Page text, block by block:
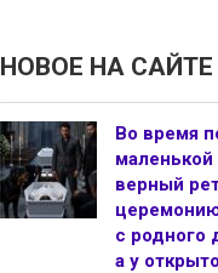
НОВОЕ НА САЙТЕ
Во время
верный
с родного
а у